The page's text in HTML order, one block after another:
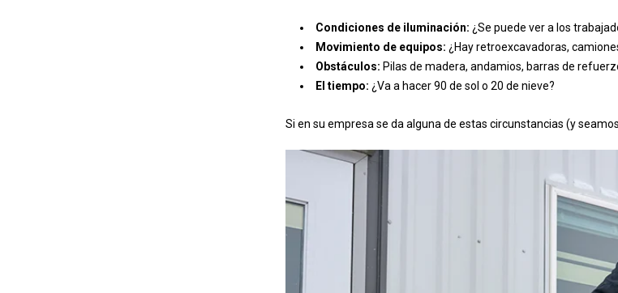
Condiciones de iluminación: ¿Se puede ver a los
Movimiento de equipos: ¿Hay retroexcavadoras,
Obstáculos: Pilas de madera, andamios, barras de
El tiempo: ¿Va a hacer 90 de sol o 20 de nieve?
Si en su empresa se da alguna de estas circunstancias (y